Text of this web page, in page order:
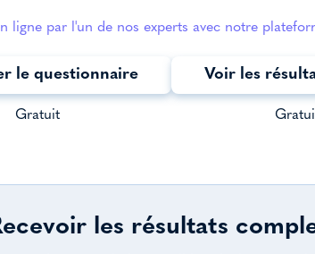
ligne par l'un de nos experts avec notre
le questionnaire
Gratuit
Voir les
les résultats